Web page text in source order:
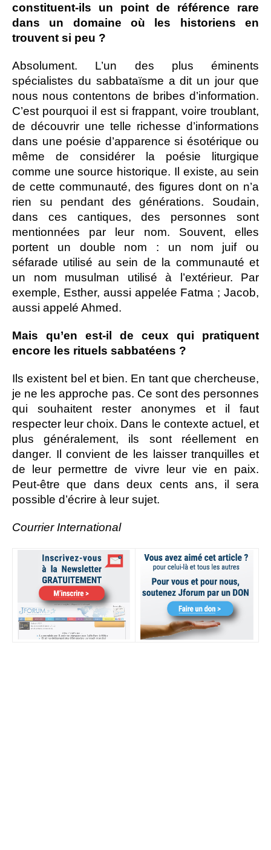
constituent-ils un point de référence rare
dans un domaine où les historiens en
trouvent si peu ?
Absolument. L’un des plus éminents
spécialistes du sabbataïsme a dit un jour que
nous nous contentons de bribes d’information.
C’est pourquoi il est si frappant, voire troublant,
de découvrir une telle richesse d’informations
dans une poésie d’apparence si ésotérique ou
même de considérer la poésie liturgique
comme une source historique. Il existe, au sein
de cette communauté, des figures dont on n’a
rien su pendant des générations. Soudain,
dans ces cantiques, des personnes sont
mentionnées par leur nom. Souvent, elles
portent un double nom : un nom juif ou
séfarade utilisé au sein de la communauté et
un nom musulman utilisé à l’extérieur. Par
exemple, Esther, aussi appelée Fatma ; Jacob,
aussi appelé Ahmed.
Mais qu’en est-il de ceux qui pratiquent
encore les rituels sabbatéens ?
Ils existent bel et bien. En tant que chercheuse,
je ne les approche pas. Ce sont des personnes
qui souhaitent rester anonymes et il faut
respecter leur choix. Dans le contexte actuel, et
plus généralement, ils sont réellement en
danger. Il convient de les laisser tranquilles et
de leur permettre de vivre leur vie en paix.
Peut-être que dans deux cents ans, il sera
possible d’écrire à leur sujet.
Courrier International